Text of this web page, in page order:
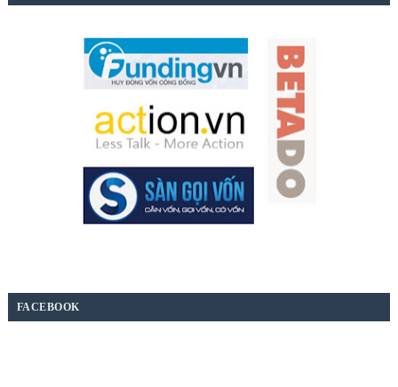
FACEBOOK